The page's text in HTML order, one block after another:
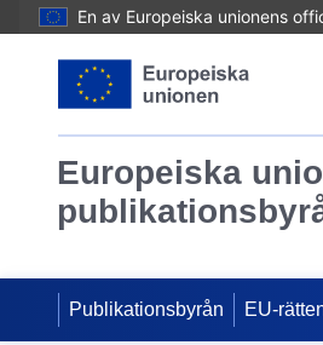
En av Europeiska unionens
Europeiska
Publikationsbyrån EU-